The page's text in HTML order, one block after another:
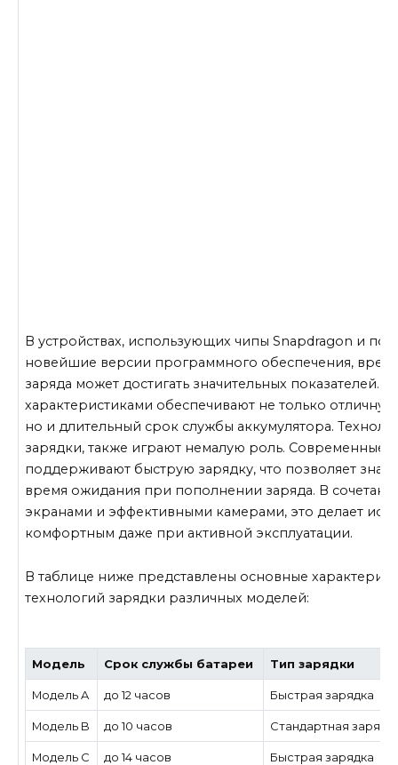
В устройствах, использующих чипы Snapdragon и
новейшие версии программного обеспечения,
заряда может достигать значительных показателей.
характеристиками обеспечивают не только
но и длительный срок службы аккумулятора.
зарядки, также играют немалую роль. Современные
поддерживают быструю зарядку, что позволяет
время ожидания при пополнении заряда. В
экранами и эффективными камерами, это делает
комфортным даже при активной эксплуатации.
В таблице ниже представлены основные
технологий зарядки различных моделей:
Модель Срок службы батареи Тип зарядки
Модель A до 12 часов Быстрая зарядка
Модель B до 10 часов Стандартная
Модель C до 14 часов Быстрая зарядка